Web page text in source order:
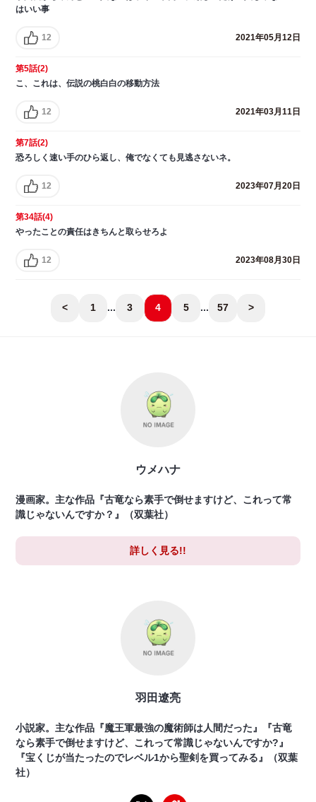
はいい事
12 2021年05月12日
第5話(2)
こ、これは、伝説の桃白白の移動方法
12 2021年03月11日
第7話(2)
恐ろしく速い手のひら返し、俺でなくても見逃さないネ。
12 2023年07月20日
第34話(4)
やったことの責任はきちんと取らせろよ
12 2023年08月30日
< 1 ... 3 4 5 ... 57 >
ウメハナ
漫画家。主な作品『古竜なら素手で倒せますけど、これって常
識じゃないんですか？』（双葉社）
詳しく見る!!
羽田遼亮
小説家。主な作品『魔王軍最強の魔術師は人間だった』『古竜
なら素手で倒せますけど、これって常識じゃないんですか?』
『宝くじが当たったのでレベル1から聖剣を買ってみる』（双葉
社）